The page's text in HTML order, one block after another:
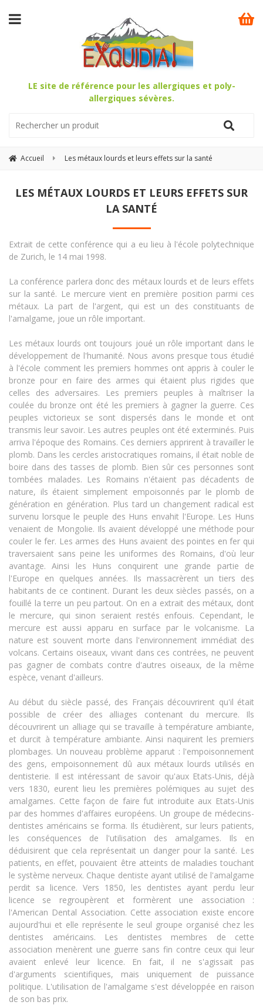
LE site de référence pour les allergiques et poly-
allergiques sévères.
Accueil Les métaux lourds et leurs effets sur la santé
LES MÉTAUX LOURDS ET LEURS EFFETS SUR
LA SANTÉ
Extrait de cette conférence qui a eu lieu à l'école polytechnique
de Zurich, le 14 mai 1998.
La conférence parlera donc des métaux lourds et de leurs effets
sur la santé. Le mercure vient en première position parmi ces
métaux. La part de l'argent, qui est un des constituants de
l'amalgame, joue un rôle important.
Les métaux lourds ont toujours joué un rôle important dans le
développement de l'humanité. Nous avons presque tous étudié
à l'école comment les premiers hommes ont appris à couler le
bronze pour en faire des armes qui étaient plus rigides que
celles des adversaires. Les premiers peuples à maîtriser la
coulée du bronze ont été les premiers à gagner la guerre. Ces
peuples victorieux se sont dispersés dans le monde et ont
transmis leur savoir. Les autres peuples ont été exterminés. Puis
arriva l'époque des Romains. Ces derniers apprirent à travailler le
plomb. Dans les cercles aristocratiques romains, il était noble de
boire dans des tasses de plomb. Bien sûr ces personnes sont
tombées malades. Les Romains n'étaient pas décadents de
nature, ils étaient simplement empoisonnés par le plomb de
génération en génération. Plus tard un changement radical est
survenu lorsque le peuple des Huns envahit l'Europe. Les Huns
venaient de Mongolie. Ils avaient développé une méthode pour
couler le fer. Les armes des Huns avaient des pointes en fer qui
traversaient sans peine les uniformes des Romains, d'où leur
avantage. Ainsi les Huns conquirent une grande partie de
l'Europe en quelques années. Ils massacrèrent un tiers des
habitants de ce continent. Durant les deux siècles passés, on a
fouillé la terre un peu partout. On en a extrait des métaux, dont
le mercure, qui sinon seraient restés enfouis. Cependant, le
mercure est aussi apparu en surface par le volcanisme. La
nature est souvent morte dans l'environnement immédiat des
volcans. Certains oiseaux, vivant dans ces contrées, ne peuvent
pas gagner de combats contre d'autres oiseaux, de la même
espèce, venant d'ailleurs.
Au début du siècle passé, des Français découvrirent qu'il était
possible de créer des alliages contenant du mercure. Ils
découvrirent un alliage qui se travaille à température ambiante,
et durcit à température ambiante. Ainsi naquirent les premiers
plombages. Un nouveau problème apparut : l'empoisonnement
des gens, empoisonnement dû aux métaux lourds utilisés en
dentisterie. Il est intéressant de savoir qu'aux Etats-Unis, déjà
vers 1830, eurent lieu les premières polémiques au sujet des
amalgames. Cette façon de faire fut introduite aux Etats-Unis
par des hommes d'affaires européens. Un groupe de médecins-
dentistes américains se forma. Ils étudièrent, sur leurs patients,
les conséquences de l'utilisation des amalgames. Ils en
déduisirent que cela représentait un danger pour la santé. Les
patients, en effet, pouvaient être atteints de maladies touchant
le système nerveux. Chaque dentiste ayant utilisé de l'amalgame
perdit sa licence. Vers 1850, les dentistes ayant perdu leur
licence se regroupèrent et formèrent une association :
l'American Dental Association. Cette association existe encore
aujourd'hui et elle représente le seul groupe organisé chez les
dentistes américains. Les dentistes membres de cette
association menèrent une guerre sans fin contre ceux qui leur
avaient enlevé leur licence. En fait, il ne s'agissait pas
d'arguments scientifiques, mais uniquement de puissance
politique. L'utilisation de l'amalgame s'est développée en raison
de son bas prix.